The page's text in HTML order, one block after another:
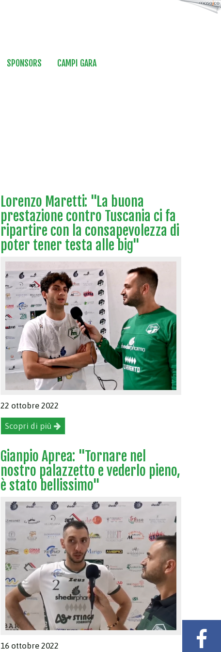
SPONSORS CAMPI GARA
Lorenzo Maretti: "La buona
prestazione contro Tuscania ci fa
ripartire con la consapevolezza di
poter tener testa alle big"
22 ottobre 2022
Scopri di più
Gianpio Aprea: "Tornare nel
nostro palazzetto e vederlo pieno,
è stato bellissimo"
16 ottobre 2022